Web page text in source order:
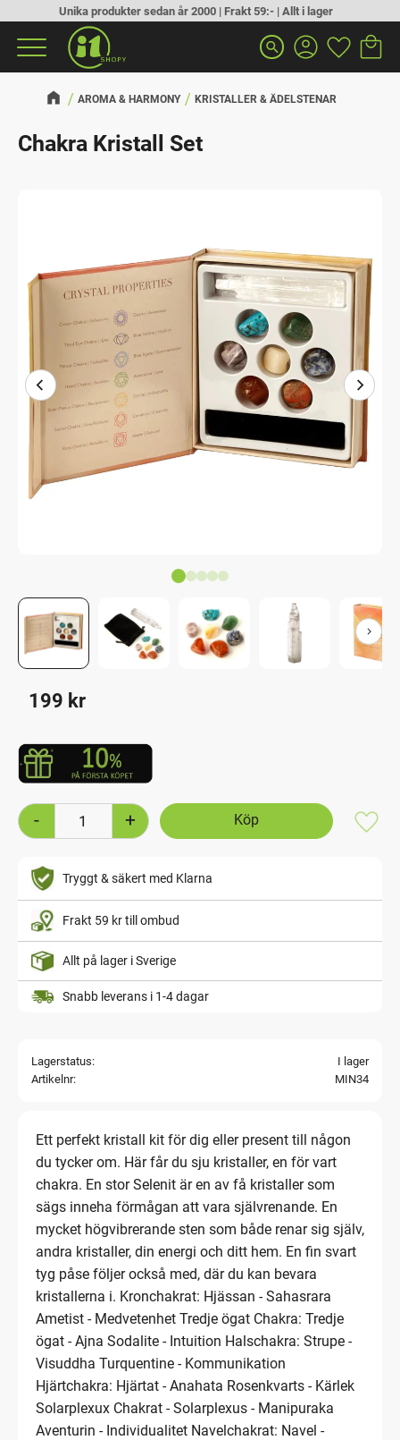
Meny
Unika produkter sedan år 2000 | Frakt 59:- | Allt i lager
search
AROMA & HARMONY KRISTALLER & ÄDELSTENAR
Chakra Kristall Set
199 kr
+
-
Tryggt & säkert med Klarna
Frakt 59 kr till ombud
Allt på lager i Sverige
Snabb leverans i 1-4 dagar
Lagerstatus
I lager
Artikelnr
MIN34
Ett perfekt kristall kit för dig eller present till någon
du tycker om. Här får du sju kristaller, en för vart
chakra. En stor Selenit är en av få kristaller som
sägs inneha förmågan att vara självrenande. En
mycket högvibrerande sten som både renar sig själv,
andra kristaller, din energi och ditt hem. En fin svart
tyg påse följer också med, där du kan bevara
kristallerna i. Kronchakrat: Hjässan - Sahasrara
Ametist - Medvetenhet Tredje ögat Chakra: Tredje
ögat - Ajna Sodalite - Intuition Halschakra: Strupe -
Visuddha Turquentine - Kommunikation
Hjärtchakra: Hjärtat - Anahata Rosenkvarts - Kärlek
Solarplexux Chakrat - Solarplexus - Manipuraka
Aventurin - Individualitet Navelchakrat: Navel -